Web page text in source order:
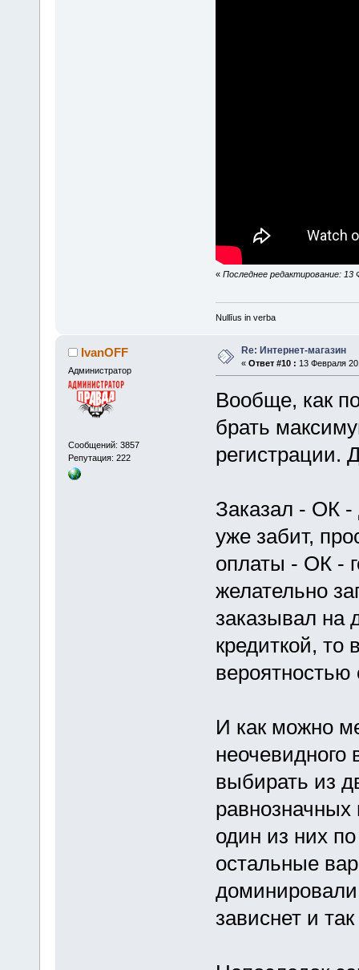
« Последнее редактирование: 13
Nullīus in verba
IvanOFF
Администратор
Сообщений: 3857
Репутация: 222
Re: Интернет-магазин
« Ответ #10 : 13 Февраля
Вообще, как
брать
регистрации.
Заказал - ОК -
уже забит,
оплаты - ОК -
желательно
заказывал на
кредиткой,
вероятностью
И как можно
неочевидного
выбирать из
равнозначных
один из них
остальные
зависнет и